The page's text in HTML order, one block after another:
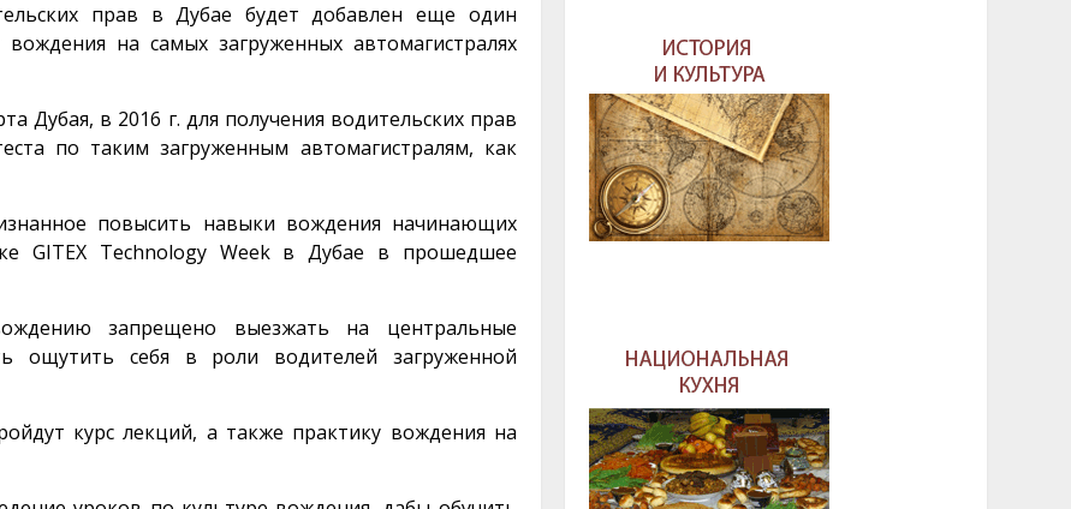
прав в Дубае будет добавлен еще один
на самых загруженных автомагистралях
Дубая, в 2016 г. для получения водительских прав
по таким загруженным автомагистралям, как
повысить навыки вождения начинающих
GITEX Technology Week в Дубае в прошедшее
запрещено выезжать на центральные
ощутить себя в роли водителей загруженной
курс лекций, а также практику вождения на